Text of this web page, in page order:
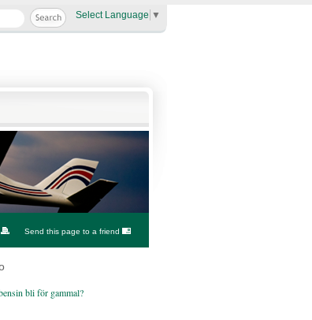
Select Language ▼
Send this page to a friend
bli för gammal?